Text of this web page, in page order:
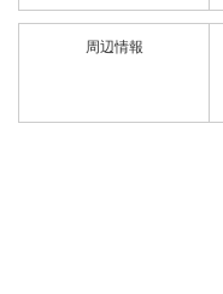
周辺情報